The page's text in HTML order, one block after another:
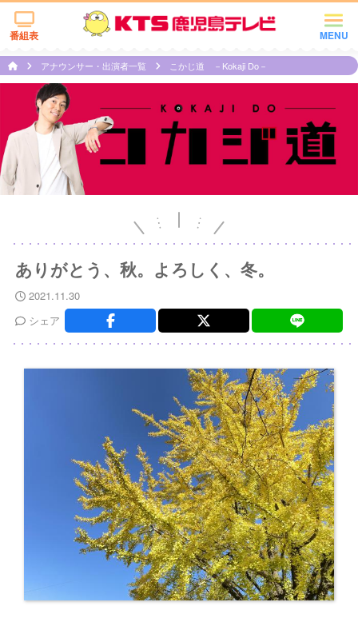
MENU
番組表
アナウンサー・出演者一覧 こかじ道 －Kokaji Do－
ありがとう、秋。よろしく、冬。
2021.11.30
シェア